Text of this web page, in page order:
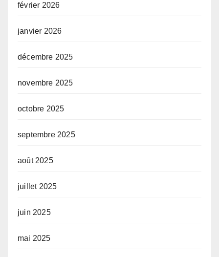
février 2026
janvier 2026
décembre 2025
novembre 2025
octobre 2025
septembre 2025
août 2025
juillet 2025
juin 2025
mai 2025